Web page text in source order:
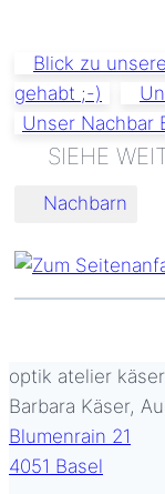
Blick zu
gehabt ;-)
Unser Nachbar
Schlagworte:
Nachbarn
optik atelier käser
Barbara Käser,
Blumenrain 21
4051 Basel